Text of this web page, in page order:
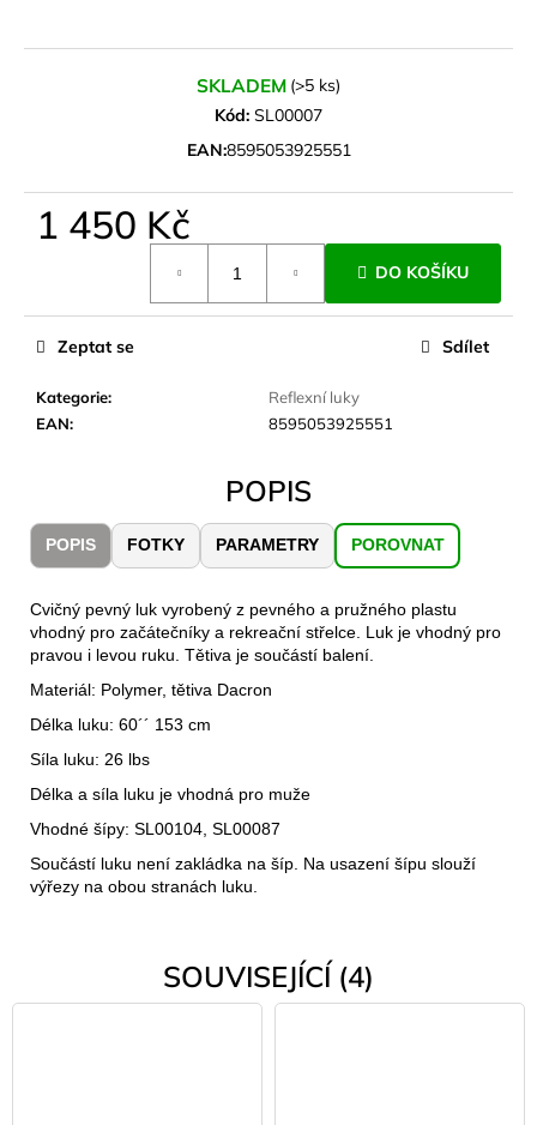
SKLADEM (>5 ks)
Kód: SL00007
EAN:8595053925551
1 450 Kč
DO KOŠÍKU
Kategorie:
Reflexní luky
EAN: 8595053925551
Zeptat se Sdílet
POPIS
POPIS FOTKY PARAMETRY POROVNAT
Cvičný pevný luk vyrobený z pevného a pružného plastu
vhodný pro začátečníky a rekreační střelce. Luk je vhodný pro
pravou i levou ruku. Tětiva je součástí balení.
Materiál: Polymer, tětiva Dacron
Délka luku: 60´´ 153 cm
Síla luku: 26 lbs
Délka a síla luku je vhodná pro muže
Vhodné šípy: SL00104, SL00087
Součástí luku není zakládka na šíp. Na usazení šípu slouží
výřezy na obou stranách luku.
SOUVISEJÍCÍ (4)
HLEDAT
D
o
p
u
u
e
m
e
LÁHEV
HLINÍK
FUTURA
1500
MODRÁ
379